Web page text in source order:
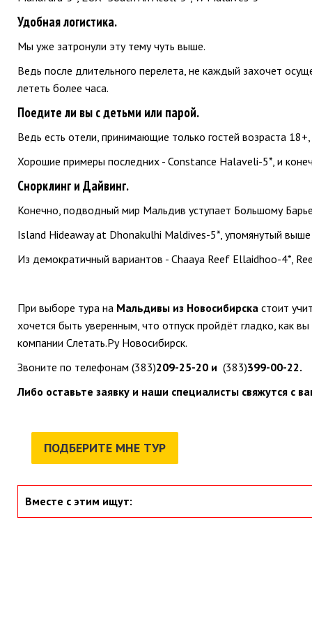
Удобная логистика.
Мы уже затронули эту тему чуть выше.
Ведь после длительного перелета, не каждый захочет
лететь более часа.
Поедите ли вы с детьми или парой.
Ведь есть отели, принимающие только гостей возраста
Хорошие примеры последних - Constance Halaveli-5*, и
Снорклинг и Дайвинг.
Конечно, подводный мир Мальдив уступает Большому
Island Hideaway at Dhonakulhi Maldives-5*, упомянутый
Из демократичный вариантов - Chaaya Reef Ellaidhoo-4*,
При выборе тура на Мальдивы из Новосибирска стоит
хочется быть уверенным, что отпуск пройдёт гладко, как
компании Слетать.Ру Новосибирск.
Звоните по телефонам (383)209-25-20 и (383)399-00-22.
Либо оставьте заявку и наши специалисты свяжутся с
ПОДБЕРИТЕ МНЕ ТУР
Вместе с этим ищут: